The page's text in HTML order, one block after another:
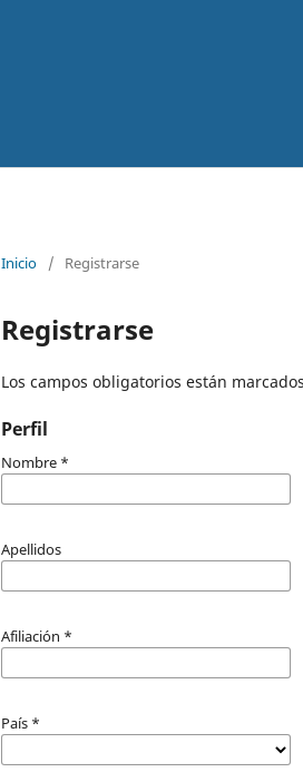
Inicio / Registrarse
Registrarse
Los campos obligatorios están
Perfil
Nombre *
Apellidos
Afiliación *
País *